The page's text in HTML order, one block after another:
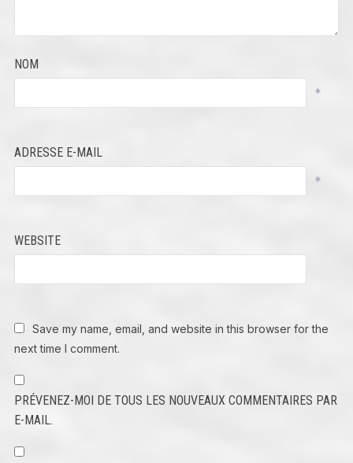
NOM
*
ADRESSE E-MAIL
*
WEBSITE
Save my name, email, and website in this browser for the
next time I comment.
PRÉVENEZ-MOI DE TOUS LES NOUVEAUX COMMENTAIRES PAR
E-MAIL.